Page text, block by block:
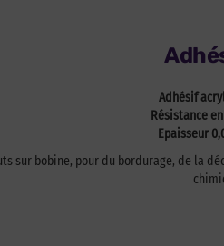
Adhésif
Résistance
Epaisseur
sur bobine, pour du bordurage, de la